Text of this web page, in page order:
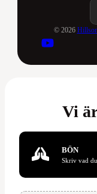
© 2026
Vi
BÖN
Skriv vad